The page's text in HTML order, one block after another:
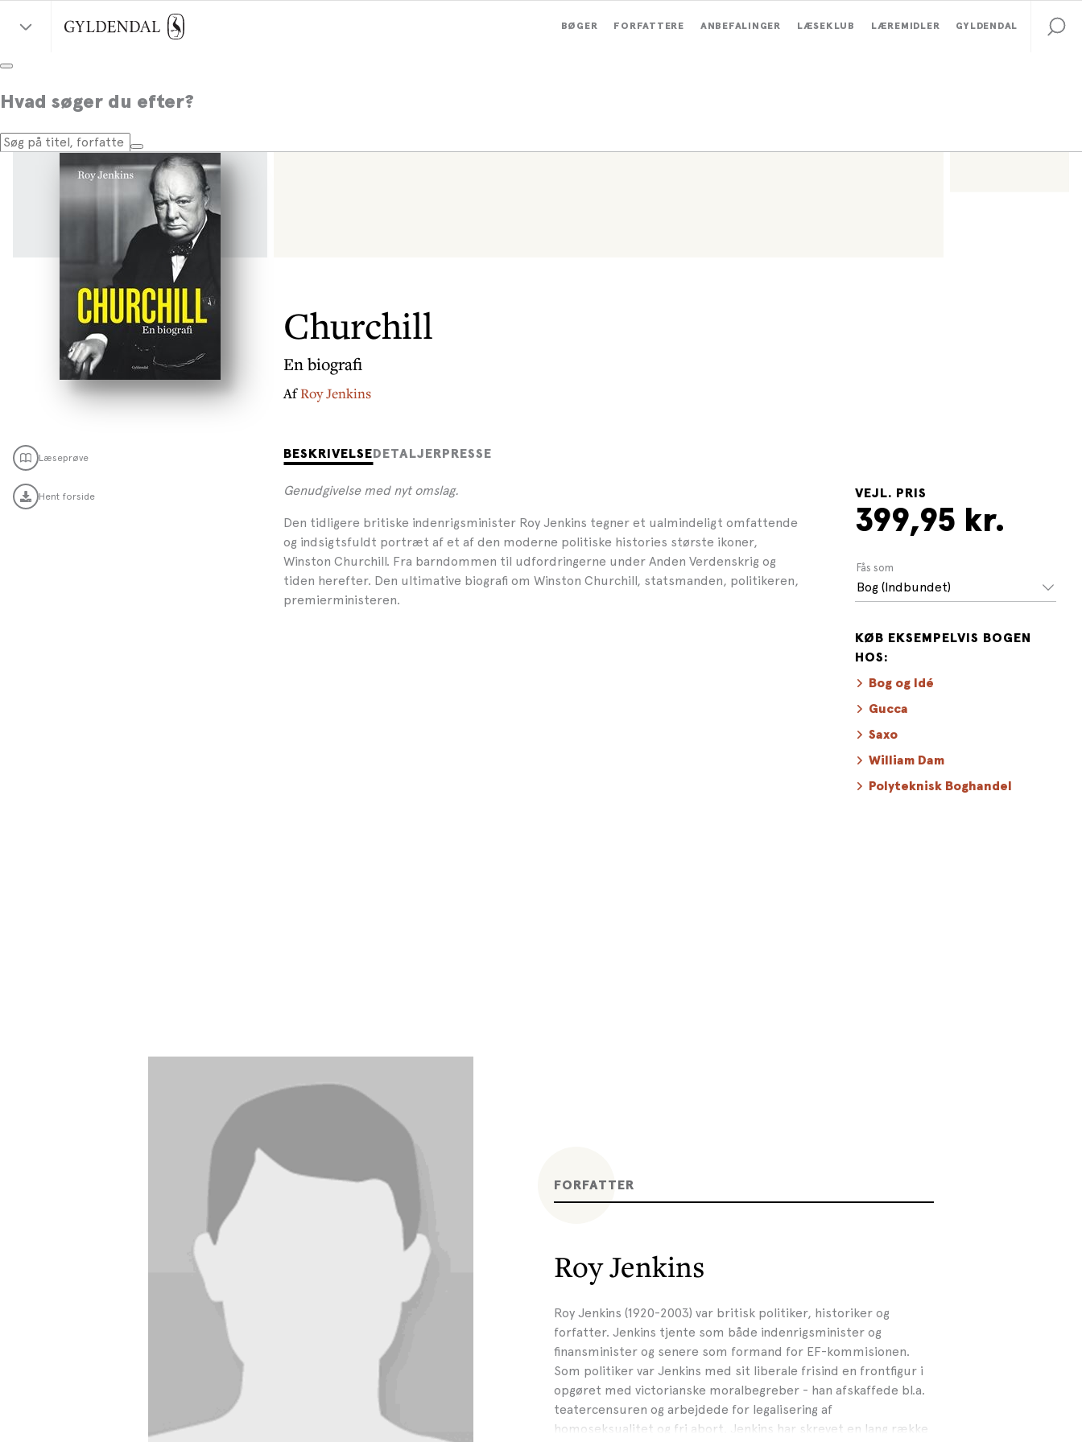
BØGER FORFATTERE ANBEFALINGER LÆSEKLUB LÆREMIDLER GYLDENDAL
Hvad søger du efter?
Churchill
En biografi
AfRoy Jenkins
Læseprøve
Hent forside
BESKRIVELSE DETALJER PRESSE
Genudgivelse med nyt omslag.
Den tidligere britiske indenrigsminister Roy Jenkins tegner et ualmindeligt omfattende
og indsigtsfuldt portræt af et af den moderne politiske histories største ikoner,
Winston Churchill. Fra barndommen til udfordringerne under Anden Verdenskrig og
tiden herefter. Den ultimative biografi om Winston Churchill, statsmanden, politikeren,
premierministeren.
VEJL. PRIS
399,95 kr.
Fås som
Bog (Indbundet)
KØB EKSEMPELVIS BOGEN
HOS:
Bog og Idé
Gucca
Saxo
William Dam
Polyteknisk Boghandel
FORFATTER
Roy Jenkins
Roy Jenkins (1920-2003) var britisk politiker, historiker og
forfatter. Jenkins tjente som både indenrigsminister og
finansminister og senere som formand for EF-kommisionen.
Som politiker var Jenkins med sit liberale frisind en frontfigur i
opgøret med victorianske moralbegreber - han afskaffede bl.a.
teatercensuren og arbejdede for legalisering af
homoseksualitet og fri abort. Jenkins har skrevet en lang række